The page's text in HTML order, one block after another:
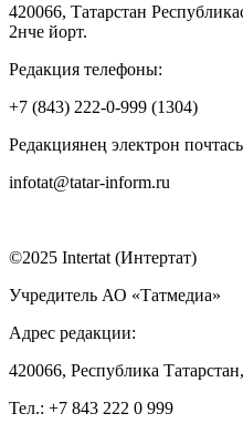
420066, Татарстан
2нче йорт.
Редакция телефоны:
+7 (843) 222-0-999 (1304)
Редакциянең электрон
infotat@tatar-inform.ru
©2025 Intertat (Интертат)
Учредитель АО «Татмедиа»
Адрес редакции:
420066, Республика
Тел.: +7 843 222 0 999